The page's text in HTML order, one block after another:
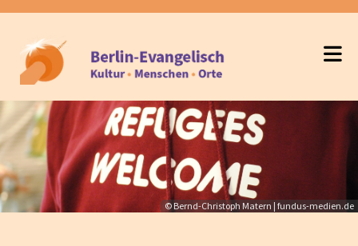
© Bernd-Christoph Matern | fundus-medien.de